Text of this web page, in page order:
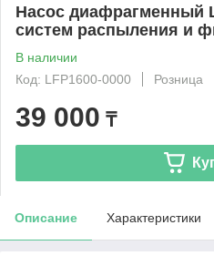
Насос диафрагменный
систем распыления и
В наличии
Код: LFP1600-0000
Розница
39 000 ₸
Описание Характеристики